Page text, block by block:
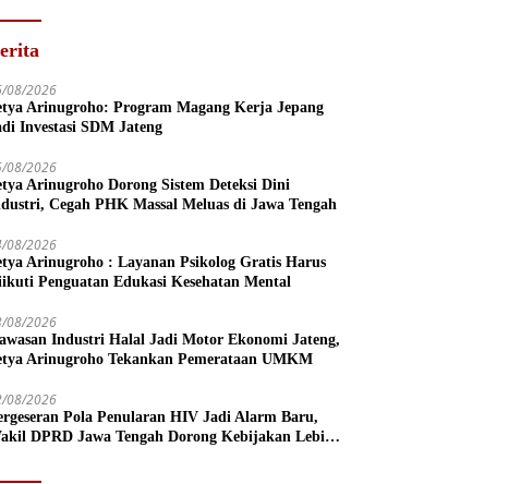
08/2026
Arinugroho: Program Magang Kerja Jepang
Investasi SDM Jateng
08/2026
Arinugroho Dorong Sistem Deteksi Dini
Cegah PHK Massal Meluas di Jawa Tengah
08/2026
Arinugroho : Layanan Psikolog Gratis Harus
Penguatan Edukasi Kesehatan Mental
08/2026
Industri Halal Jadi Motor Ekonomi Jateng,
Arinugroho Tekankan Pemerataan UMKM
08/2026
Pola Penularan HIV Jadi Alarm Baru,
DPRD Jawa Tengah Dorong Kebijakan Lebih